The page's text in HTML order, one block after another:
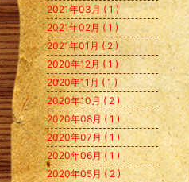
2021年03月 ( 1 )
2021年02月 ( 1 )
2021年01月 ( 2 )
2020年12月 ( 1 )
2020年11月 ( 1 )
2020年10月 ( 2 )
2020年08月 ( 1 )
2020年07月 ( 1 )
2020年06月 ( 1 )
2020年05月 ( 2 )